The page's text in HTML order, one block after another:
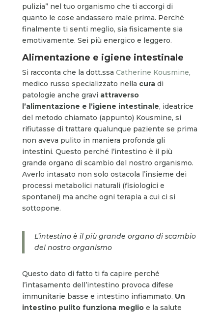
pulizia” nel tuo organismo che ti accorgi di
quanto le cose andassero male prima. Perché
finalmente ti senti meglio, sia fisicamente sia
emotivamente. Sei più energico e leggero.
Alimentazione e igiene intestinale
Si racconta che la dott.ssa Catherine Kousmine,
medico russo specializzato nella curadi
patologie anche gravi attraverso
l’alimentazione e l’igiene intestinale, ideatrice
del metodo chiamato (appunto) Kousmine, si
rifiutasse di trattare qualunque paziente se prima
non aveva pulito in maniera profonda gli
intestini. Questo perché l’intestino è il più
grande organo di scambio del nostro organismo.
Averlo intasato non solo ostacola l’insieme dei
processi metabolici naturali (fisiologici e
spontanei) ma anche ogni terapia a cui ci si
sottopone.
L’intestino è il più grande organo di scambio
del nostro organismo
Questo dato di fatto ti fa capire perché
l’intasamento dell’intestino provoca difese
immunitarie basse e intestino infiammato. Un
intestino pulito funziona meglioe la salute